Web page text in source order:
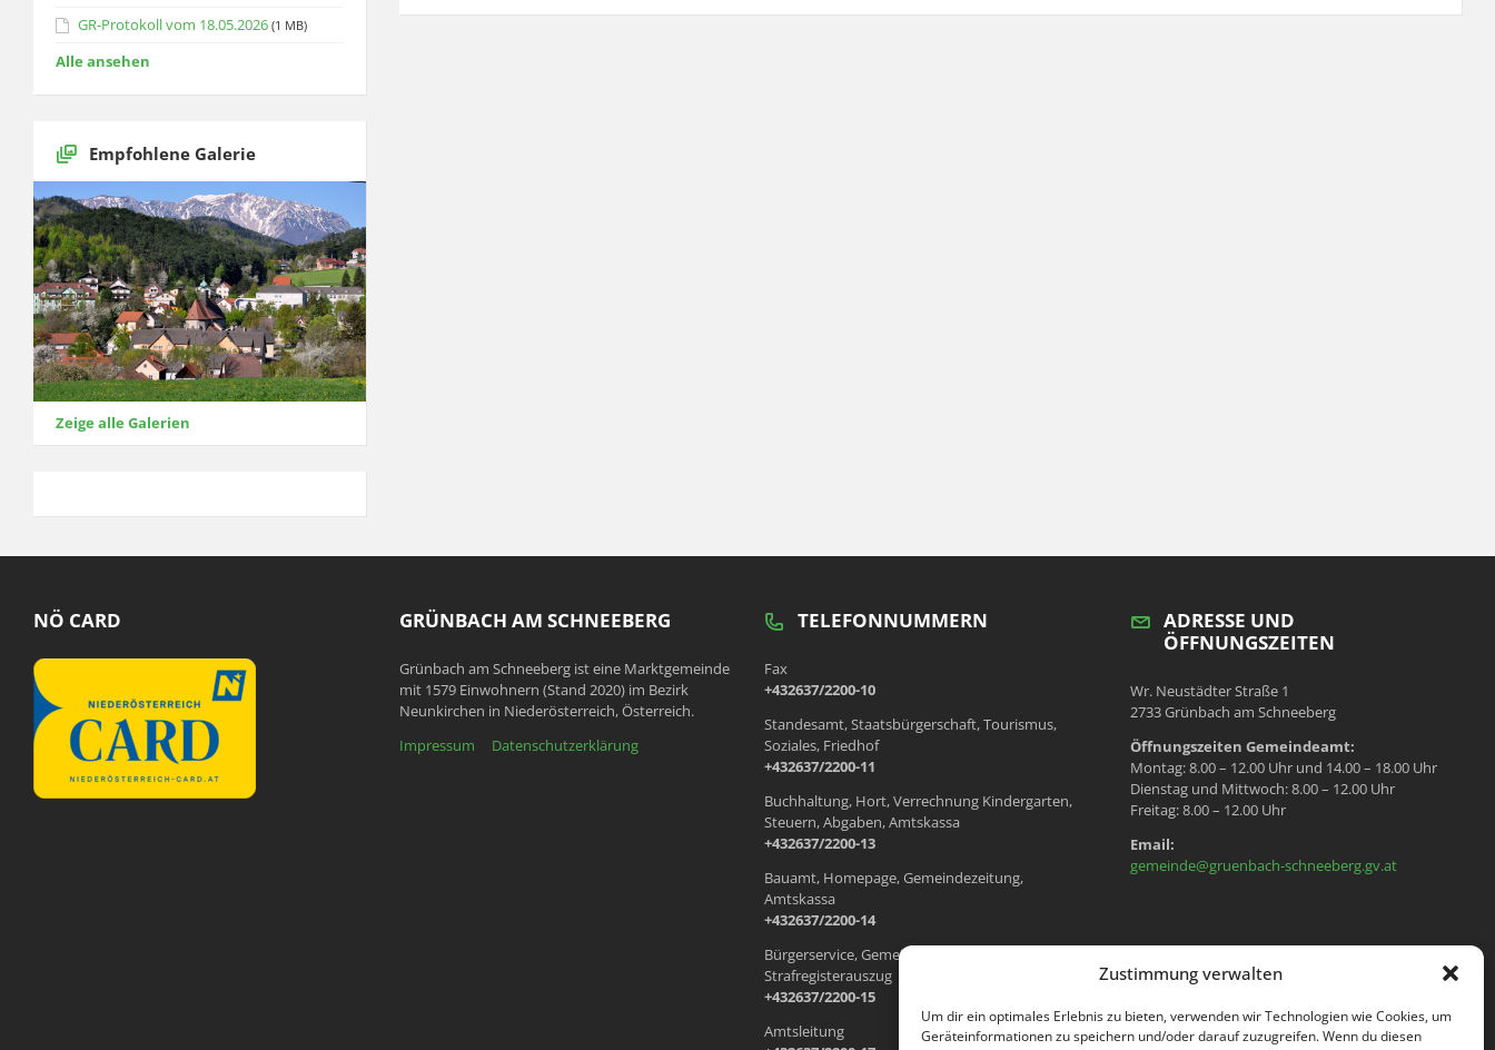
Zustimmung verwalten
Um dir ein optimales Erlebnis zu bieten, verwenden wir Technologien wie Cookies, um
Geräteinformationen zu speichern und/oder darauf zuzugreifen. Wenn du diesen
GR-Protokoll vom 18.05.2026 (1 MB)
Alle ansehen
Empfohlene Galerie
Zeige alle Galerien
NÖ CARD GRÜNBACH AM SCHNEEBERG
Grünbach am Schneeberg ist eine Marktgemeinde
mit 1579 Einwohnern (Stand 2020) im Bezirk
Neunkirchen in Niederösterreich, Österreich.
Impressum
Datenschutzerklärung
TELEFONNUMMERN
Fax
+432637/2200-10
Standesamt, Staatsbürgerschaft, Tourismus,
Soziales, Friedhof
+432637/2200-11
Buchhaltung, Hort, Verrechnung Kindergarten,
Steuern, Abgaben, Amtskassa
+432637/2200-13
Bauamt, Homepage, Gemeindezeitung,
Amtskassa
+432637/2200-14
Bürgerservice, Gemeindewohnungen, Meldeamt,
Strafregisterauszug
+432637/2200-15
Amtsleitung
ADRESSE UND
ÖFFNUNGSZEITEN
Wr. Neustädter Straße 1
2733 Grünbach am Schneeberg
Öffnungszeiten Gemeindeamt:
Montag: 8.00 – 12.00 Uhr und 14.00 – 18.00 Uhr
Dienstag und Mittwoch: 8.00 – 12.00 Uhr
Freitag: 8.00 – 12.00 Uhr
Email:
gemeinde@gruenbach-schneeberg.gv.at